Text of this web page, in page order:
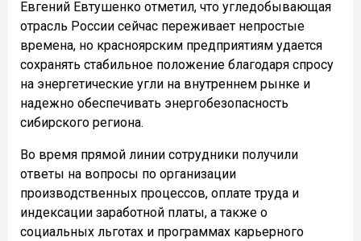
Евгений Евтушенко отметил, что угледобывающая
отрасль России сейчас переживает непростые
времена, но красноярским предприятиям удается
сохранять стабильное положение благодаря спросу
на энергетические угли на внутреннем рынке и
надежно обеспечивать энергобезопасность
сибирского региона.
Во время прямой линии сотрудники получили
ответы на вопросы по организации
производственных процессов, оплате труда и
индексации заработной платы, а также о
социальных льготах и программах карьерного